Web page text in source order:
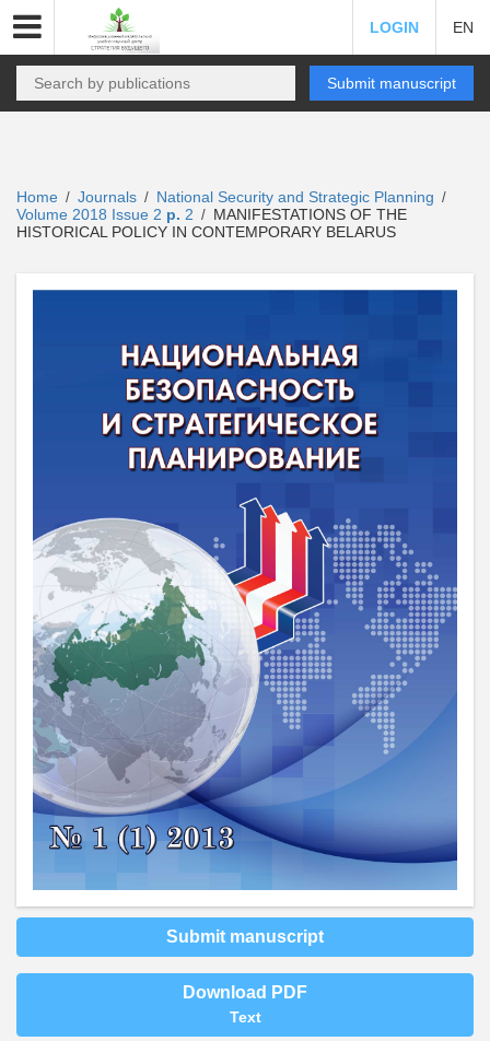
LOGIN EN
Submit manuscript
Home / Journals / National Security and Strategic Planning /
Volume 2018 Issue 2 p. 2 / MANIFESTATIONS OF THE
HISTORICAL POLICY IN CONTEMPORARY BELARUS
Submit manuscript
Download PDF
Text